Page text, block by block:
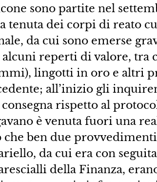
sono partite nel
tenuta dei corpi di reato
da cui sono emerse
alcuni reperti di valore, tra
lingotti in oro e altri
all’inizio gli
rispetto al
è venuta fuori una
che ben due
da cui era con
della Finanza,